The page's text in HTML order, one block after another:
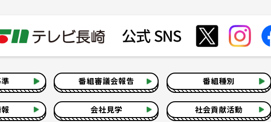
番組審議会報告 番組種別
会社見学 社会貢献活動